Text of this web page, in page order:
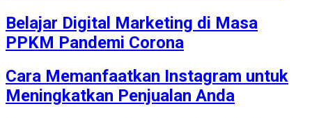
Belajar Digital Marketing di Masa
PPKM Pandemi Corona
Cara Memanfaatkan Instagram untuk
Meningkatkan Penjualan Anda